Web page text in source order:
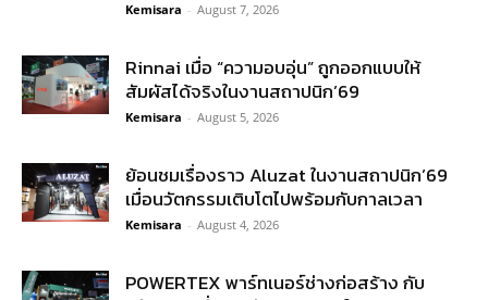
Kemisara - August 7, 2026
Rinnai เมื่อ “ความอบอุ่น” ถูกออกแบบให้
สัมผัสได้จริงในงานสถาปนิก’69
Kemisara - August 5, 2026
ย้อนชมเรื่องราว Aluzat ในงานสถาปนิก’69
เมื่อนวัตกรรมเติบโตไปพร้อมกับกาลเวลา
Kemisara - August 4, 2026
POWERTEX พาร์ทเนอร์ช่างก่อสร้าง กับ